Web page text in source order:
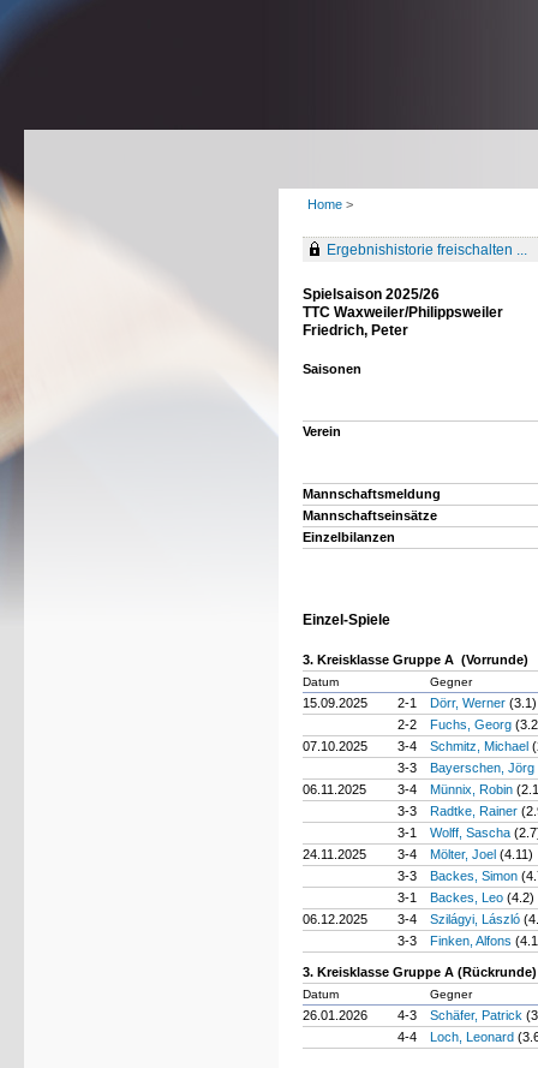
Home >
Ergebnishistorie freischalten ...
Spielsaison 2025/26
TTC Waxweiler/Philippsweiler
Friedrich, Peter
Saisonen
Verein
Mannschaftsmeldung
Mannschaftseinsätze
Einzelbilanzen
Einzel-Spiele
3. Kreisklasse Gruppe A (Vorrunde)
Datum Gegner
15.09.2025 2-1 Dörr, Werner (3.1)
2-2
Fuchs, Georg
07.10.2025
3-4 Schmitz, Michael
3-3
Bayerschen, Jörg
06.11.2025
3-4 Münnix, Robin
3-3
Radtke, Rainer
3-1
Wolff, Sascha
24.11.2025
3-4 Mölter, Joel (4.11)
3-3
Backes, Simon
3-1
Backes, Leo (4.2)
06.12.2025
3-4 Szilágyi, László
3-3
Finken, Alfons
3. Kreisklasse Gruppe A (Rückrunde)
Datum Gegner
26.01.2026 4-3 Schäfer, Patrick
4-4
Loch, Leonard